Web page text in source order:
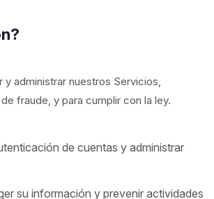
administrar nuestros Servicios,
fraude, y para cumplir con la ley.
de cuentas y administrar
su información y prevenir actividades